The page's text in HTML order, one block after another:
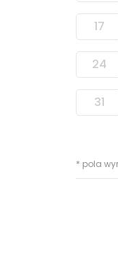
17
24
31
* pola